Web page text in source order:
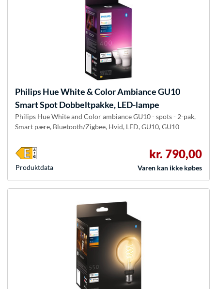
Philips HueWhite & Color Ambiance GU10
Smart Spot Dobbeltpakke, LED-lampe
Philips Hue White and Color ambiance GU10 - spots - 2-pak,
Smart pære, Bluetooth/Zigbee, Hvid, LED, GU10, GU10
kr. 790,00
Varen kan ikke købes
Produkt­data